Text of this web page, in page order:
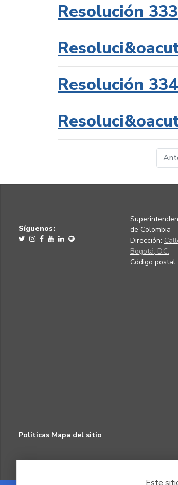
Resolución
Resolución
Síguenos:
de Colombia
Dirección:
Bogotá, D.C.
Código postal:
Políticas Mapa del sitio